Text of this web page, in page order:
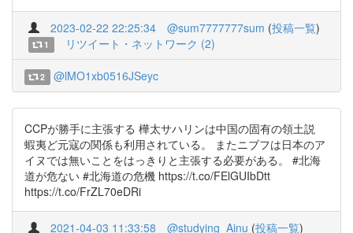
2023-02-22 22:25:34 @sum7777777sum (投稿一覧)
1 リツイート・ネットワーク (2)
2 @lMO1xb0516JSeyc
CCPが勝手に主張する 樺太サハリンは中国の固有の領土説
蝦夷ど元寇の関係も利用されている。 またニブフは日本のア
イヌでは無いことをはっきりと主張する必要がある。 #北海
道が危ない #北海道の危機 https://t.co/FElGUIbDtt
https://t.co/FrZL70eDRi
2021-04-03 11:33:58 @studying_Ainu (投稿一覧)